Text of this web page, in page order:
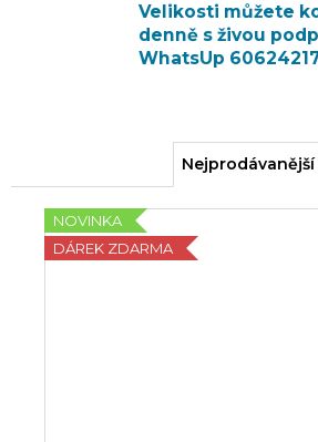
Velikosti můžete
denně s živou
WhatsUp
Nejprodávanější
NOVINKA
DÁREK ZDARMA